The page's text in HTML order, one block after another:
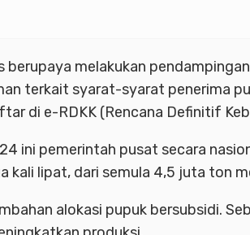
melakukan
terkait syarat-syarat penerima
di e-RDKK (Rencana Definitif
ini pemerintah pusat secara
kali lipat, dari semula 4,5 juta ton
alokasi pupuk bersubsidi.